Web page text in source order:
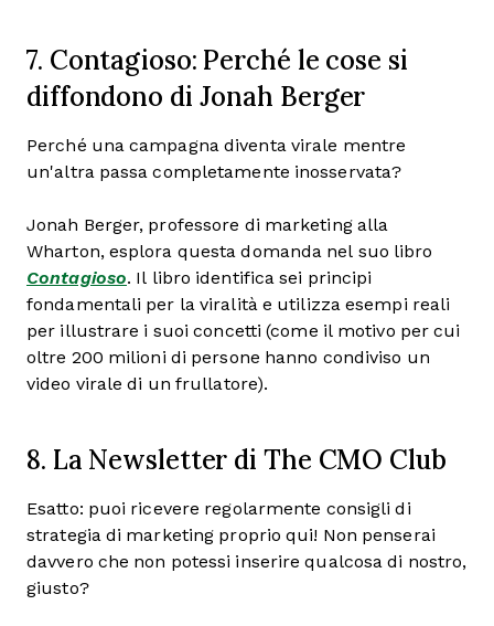
7. Contagioso: Perché le cose si
diffondono di Jonah Berger
Perché una campagna diventa virale mentre
un'altra passa completamente inosservata?
Jonah Berger, professore di marketing alla
Wharton, esplora questa domanda nel suo libro
Contagioso. Il libro identifica sei principi
fondamentali per la viralità e utilizza esempi reali
per illustrare i suoi concetti (come il motivo per cui
oltre 200 milioni di persone hanno condiviso un
video virale di un frullatore).
8. La Newsletter di The CMO Club
Esatto: puoi ricevere regolarmente consigli di
strategia di marketing proprio qui! Non penserai
davvero che non potessi inserire qualcosa di nostro,
giusto?